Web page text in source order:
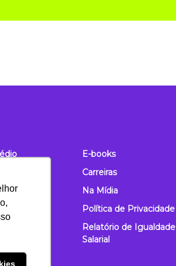
E-books
Carreiras
Na Mídia
Política de Privacidade
Relatório de Igualdade
Salarial